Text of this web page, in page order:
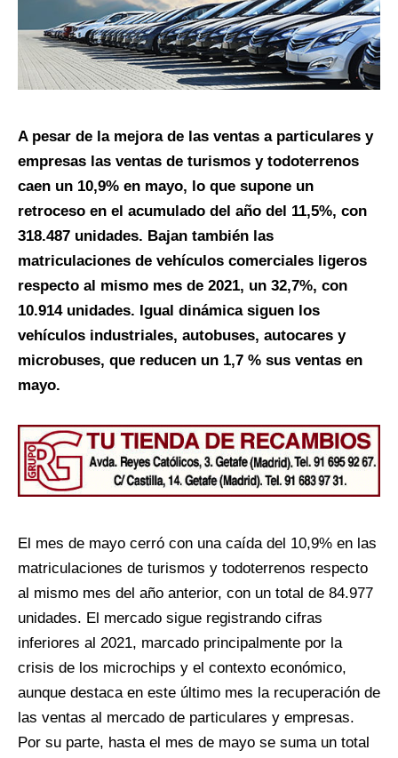
A pesar de la mejora de las ventas a particulares y
empresas las ventas de turismos y todoterrenos
caen un 10,9% en mayo, lo que supone un
retroceso en el acumulado del año del 11,5%, con
318.487 unidades. Bajan también las
matriculaciones de vehículos comerciales ligeros
respecto al mismo mes de 2021, un 32,7%, con
10.914 unidades. Igual dinámica siguen los
vehículos industriales, autobuses, autocares y
microbuses, que reducen un 1,7 % sus ventas en
mayo.
El mes de mayo cerró con una caída del 10,9% en las
matriculaciones de turismos y todoterrenos respecto
al mismo mes del año anterior, con un total de 84.977
unidades. El mercado sigue registrando cifras
inferiores al 2021, marcado principalmente por la
crisis de los microchips y el contexto económico,
aunque destaca en este último mes la recuperación de
las ventas al mercado de particulares y empresas.
Por su parte, hasta el mes de mayo se suma un total